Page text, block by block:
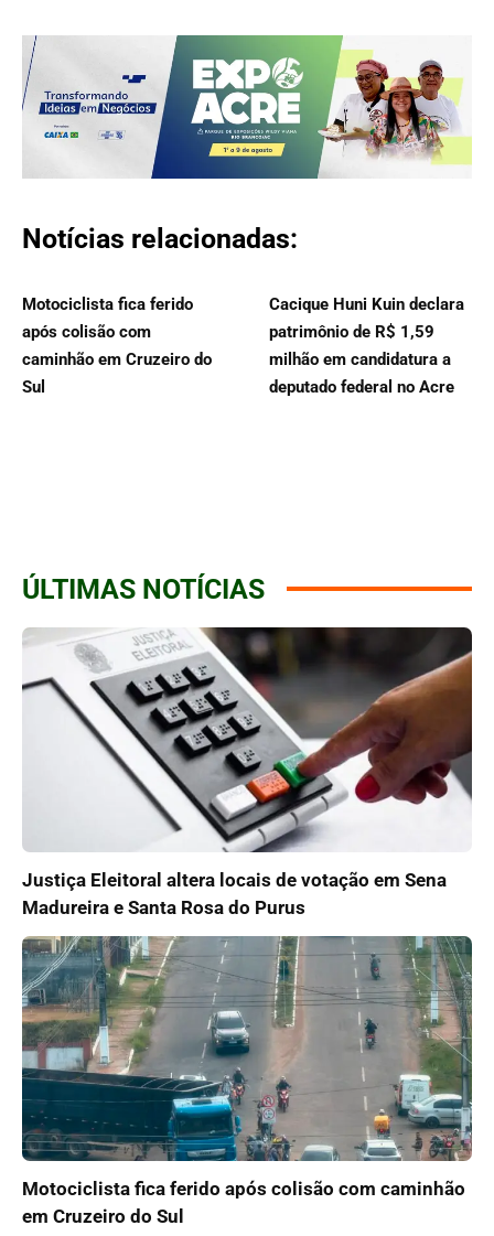
Notícias relacionadas:
Motociclista fica ferido
após colisão com
caminhão em Cruzeiro do
Sul
Cacique Huni Kuin declara
patrimônio de R$ 1,59
milhão em candidatura a
deputado federal no Acre
ÚLTIMAS NOTÍCIAS
Justiça Eleitoral altera locais de votação em Sena
Madureira e Santa Rosa do Purus
Motociclista fica ferido após colisão com caminhão
em Cruzeiro do Sul